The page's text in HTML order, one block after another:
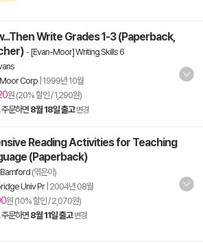
Write Grades 1-3 (Paperback,
- [Evan-Moor] Writing Skills 6
Corp 1999년 10월
원 (20% 할인 / 1,290원)
주문하면8월 18일 출고 변경
Reading Activities for Teaching
(Paperback)
(엮은이)
Univ Pr| 2004년 08월
원 (10% 할인 / 2,070원)
주문하면8월 11일 출고 변경